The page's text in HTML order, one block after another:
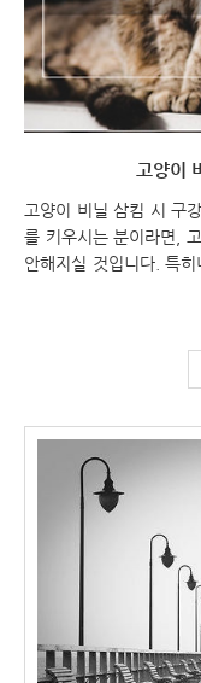
고양이
고양이 비닐 삼킴 시 구
를 키우시는 분이라면,
안해지실 것입니다. 특
고양이 비닐 삼킴 시 구
악할 수 있습니다. 다음
핥거나 긁는다면, 이는 ..